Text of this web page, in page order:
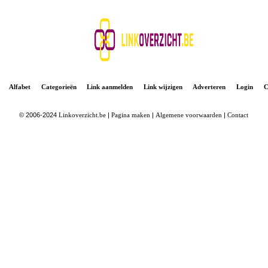
Alfabet Categorieën Link aanmelden Link wijzigen Adverteren Login
© 2006-2024Linkoverzicht.be |Pagina maken | Algemene voorwaarden |Contact